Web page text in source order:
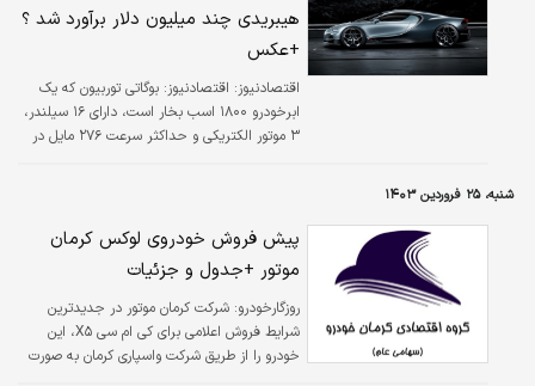
آمریکایی برای رسیدن به این هدف به تولید
خودرو‌های سفارشی و دست‌ساز رو آورده که بسیار
هیبریدی چند میلیون دلار برآورد شد ؟
+عکس
اقتصادنیوز: اقتصادنیوز: بوگاتی توربیون که یک
ابرخودرو ۱۸۰۰ اسب بخار است،‌ دارای ۱۶ سیلندر،
۳ موتور الکتریکی و حداکثر سرعت ۲۷۶ مایل در
شنبه، ۲۵ فروردین ۱۴۰۳
پیش فروش خودروی لوکس کرمان
موتور +جدول و جزئیات
روزگارخودرو: شرکت کرمان موتور در جدیدترین
شرایط فروش اعلامی برای کی ام سی X۵، این
خودرو را از طریق شرکت واسپاری کرمان به صورت